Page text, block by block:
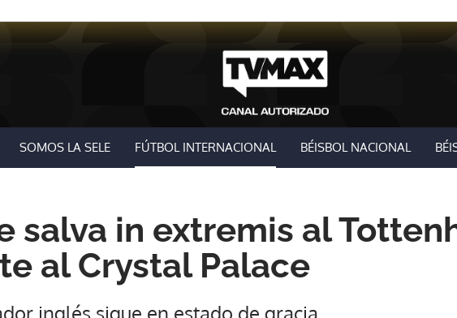
SOMOS LA SELE FÚTBOL INTERNACIONAL BÉISBOL NACIONAL
salva in extremis al
al Crystal Palace
inglés sigue en estado de gracia.